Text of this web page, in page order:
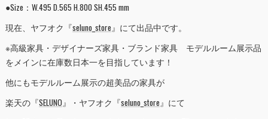
●Size：W.495 D.565 H.800 SH.455 mm
現在、ヤフオク『seluno_store』にて出品中です。
※高級家具・デザイナーズ家具・ブランド家具 モデルルーム展示品
をメインに在庫数日本一を目指しています！
他にもモデルルーム展示の超美品の家具が
楽天の『SELUNO』・ヤフオク『seluno_store』にて